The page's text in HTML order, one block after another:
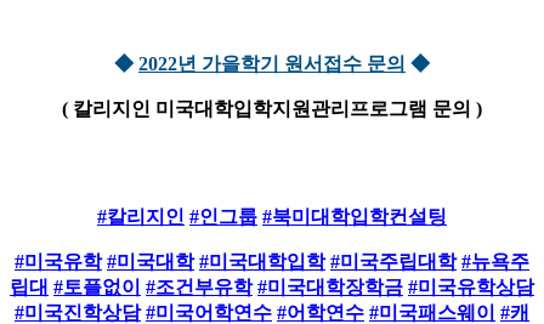
◆ 2022년 가을학기 원서접수 문의 ◆
( 칼리지인 미국대학입학지원관리프로그램 문의 )
#칼리지인 #인그룹 #북미대학입학컨설팅
#미국유학 #미국대학 #미국대학입학 #미국주립대학 #뉴욕주
립대 #토플없이 #조건부유학 #미국대학장학금 #미국유학상담
#미국진학상담 #미국어학연수 #어학연수 #미국패스웨이 #캐